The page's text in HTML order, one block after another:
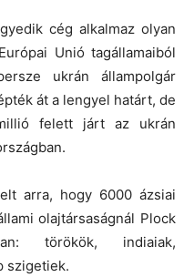
cég alkalmaz olyan
Unió tagállamaiból
ukrán állampolgár
át a lengyel határt, de
felett járt az ukrán
arra, hogy 6000 ázsiai
olajtársaságnál Plock
törökök, indiaiak,
szigetiek.